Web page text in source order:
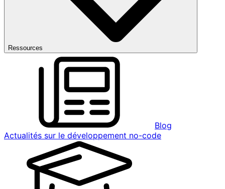
Ressources
Blog
Actualités sur le développement no-code